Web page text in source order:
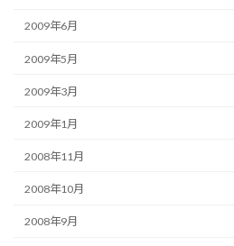
2009年6月
2009年5月
2009年3月
2009年1月
2008年11月
2008年10月
2008年9月